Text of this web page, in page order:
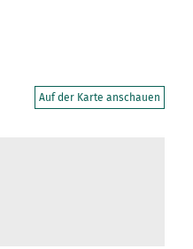
Auf der Karte anschauen